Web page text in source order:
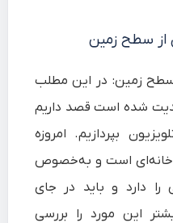
از سطح زمین
سطح زمین: در این مطلب
نوشته و آپدیت شده است قصد داریم
بپردازیم. امروزه
خانه‌ای است و به‌خصوص
دارد و باید در جای
این مورد را بررسی